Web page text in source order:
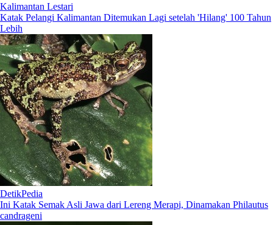
Kalimantan Lestari
Katak Pelangi Kalimantan Ditemukan Lagi setelah 'Hilang' 100 Tahun
Lebih
DetikPedia
Ini Katak Semak Asli Jawa dari Lereng Merapi, Dinamakan Philautus
candrageni